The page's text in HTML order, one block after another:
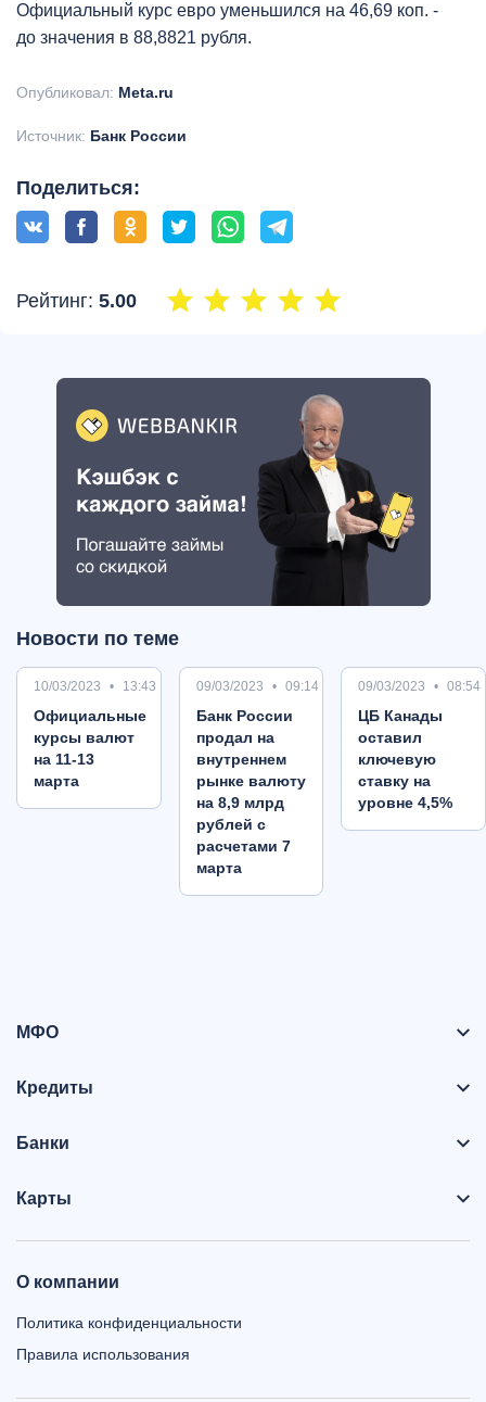
Официальный курс евро уменьшился на 46,69 коп. -
до значения в 88,8821 рубля.
Опубликовал: Meta.ru
Источник: Банк России
Поделиться:
Рейтинг: 5.00
Новости по теме
10/03/2023 13:43
Oфициальные
курсы валют
на 11-13
марта
09/03/2023 09:14
Банк России
продал на
внутреннем
рынке валюту
на 8,9 млрд
рублей с
расчетами 7
марта
09/03/2023 08:54
ЦБ Канады
оставил
ключевую
ставку на
уровне 4,5%
МФО
Кредиты
Банки
Карты
О компании
Политика конфиденциальности
Правила использования